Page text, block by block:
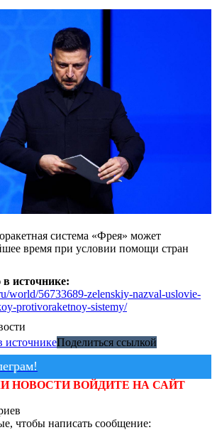
система «Фрея» может
время при условии помощи стран
источнике:
world/56733689-zelenskiy-nazval-uslovie-
protivoraketnoy-sistemy/
источникеПоделиться ссылкой
НОВОСТИ ВОЙДИТЕ НА САЙТ
чтобы написать сообщение: